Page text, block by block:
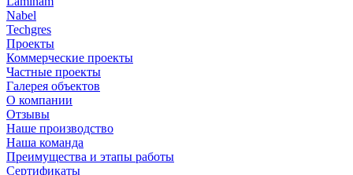
Nabel
Techgres
Проекты
Коммерческие проекты
Частные проекты
Галерея объектов
О компании
Отзывы
Наше производство
Наша команда
Преимущества и этапы работы
Сертификаты